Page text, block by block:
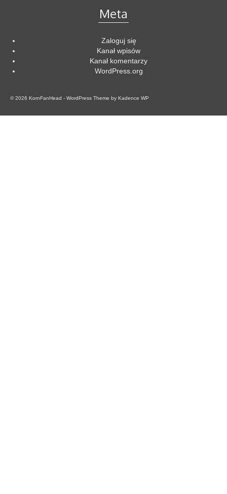
Meta
Zaloguj się
Kanał wpisów
Kanał komentarzy
WordPress.org
© 2026 KornFanHead - WordPress Theme by Kadence WP